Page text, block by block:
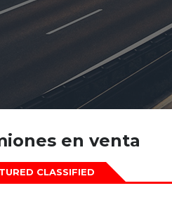
en venta
CLASSIFIED